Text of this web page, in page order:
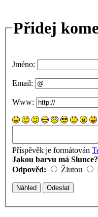
Přidej
Jméno:
Email:
Www:
Příspěvěk je formátován
Jakou barvu má Slunce?
Odpověd:
Žlutou